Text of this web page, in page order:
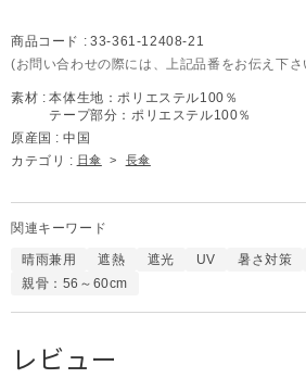
商品コード : 33-361-12408-21
(お問い合わせの際には、上記品番をお伝え下さ
素材 : 本体生地：ポリエステル100％
テープ部分：ポリエステル100％
原産国 : 中国
カテゴリ : 日傘 > 長傘
関連キーワード
晴雨兼用 遮熱 遮光 UV 暑さ対策
親骨：56～60cm
レビュー